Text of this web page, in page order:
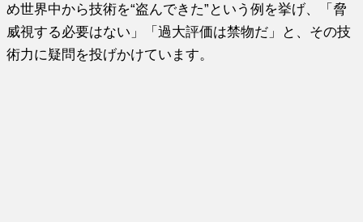
め世界中から技術を“盗んできた”という例を挙げ、「脅
威視する必要はない」「過大評価は禁物だ」と、その技
術力に疑問を投げかけています。